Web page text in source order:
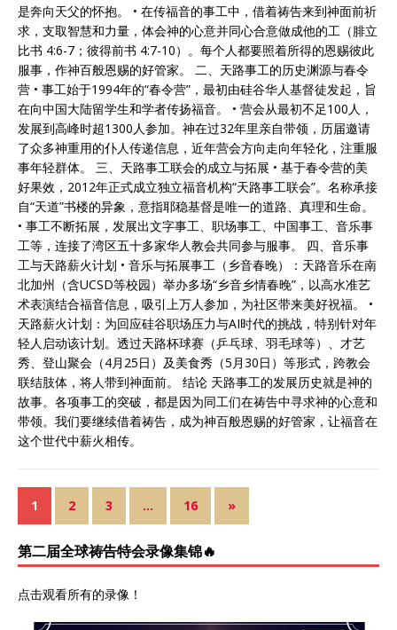
是奔向天父的怀抱。 • 在传福音的事工中，借着祷告来到神面前祈
求，支取智慧和力量，体会神的心意并同心合意做成他的工（腓立
比书 4:6-7；彼得前书 4:7-10）。每个人都要照着所得的恩赐彼此
服事，作神百般恩赐的好管家。 二、天路事工的历史渊源与春令
营 • 事工始于1994年的“春令营”，最初由硅谷华人基督徒发起，旨
在向中国大陆留学生和学者传扬福音。 • 营会从最初不足100人，
发展到高峰时超1300人参加。神在过32年里亲自带领，历届邀请
了众多神重用的仆人传递信息，近年营会方向走向年轻化，注重服
事年轻群体。 三、天路事工联会的成立与拓展 • 基于春令营的美
好果效，2012年正式成立独立福音机构“天路事工联会”。名称承接
自“天道”书楼的异象，意指耶稳基督是唯一的道路、真理和生命。
• 事工不断拓展，发展出文字事工、职场事工、中国事工、音乐事
工等，连接了湾区五十多家华人教会共同参与服事。 四、音乐事
工与天路薪火计划 • 音乐与拓展事工（乡音春晚）：天路音乐在南
北加州（含UCSD等校园）举办多场“乡音乡情春晚”，以高水准艺
术表演结合福音信息，吸引上万人参加，为社区带来美好祝福。 •
天路薪火计划：为回应硅谷职场压力与AI时代的挑战，特别针对年
轻人启动该计划。透过天路杯球赛（乒乓球、羽毛球等）、才艺
秀、登山聚会（4月25日）及美食秀（5月30日）等形式，跨教会
联结肢体，将人带到神面前。 结论 天路事工的发展历史就是神的
故事。各项事工的突破，都是因为同工们在祷告中寻求神的心意和
带领。我们要继续借着祷告，成为神百般恩赐的好管家，让福音在
这个世代中薪火相传。
1 2 3 … 16 »
第二届全球祷告特会录像集锦🔥
点击观看所有的录像 ！